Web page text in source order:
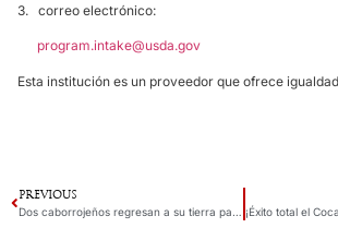
3. correo electrónico:
program.intake@usda.gov
Esta institución es un proveedor que ofrece
PREVIOUS
Dos caborrojeños regresan a su tierra para producir un evento histórico en el Balneario de Boquerón ¡Éxito total el